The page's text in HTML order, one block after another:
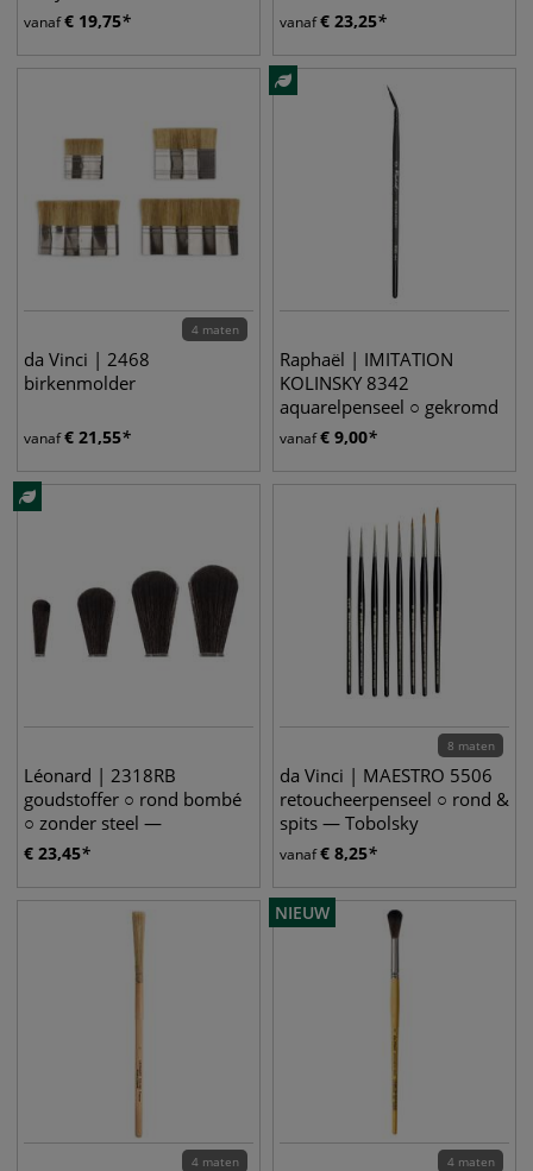
vanaf€ 19,75 vanaf€ 23,25
4 maten
da Vinci | 2468
birkenmolder
vanaf€ 21,55
Raphaël | IMITATION
KOLINSKY 8342
aquarelpenseel ○ gekromd
rond — synthetisch haar
vanaf€ 9,00
Léonard | 2318RB
goudstoffer ○ rond bombé
○ zonder steel —
synthetisch haar
€ 23,45
8 maten
da Vinci | MAESTRO 5506
retoucheerpenseel ○ rond &
spits — Tobolsky
roodmarterhaar
vanaf€ 8,25
4 maten
NIEUW
4 maten